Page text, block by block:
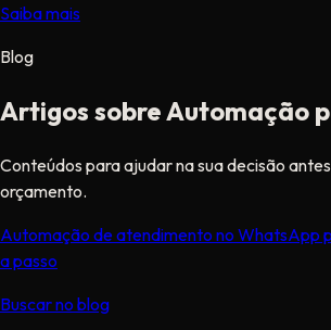
Saiba mais
Blog
Artigos sobre Automação
Conteúdos para ajudar na sua decisão
orçamento.
Automação de atendimento no WhatsApp
a passo
Buscar no blog